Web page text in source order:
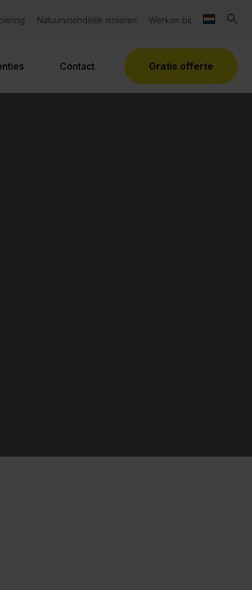
Natuurvriendelijk isoleren Werken bij
Contact Gratis offerte